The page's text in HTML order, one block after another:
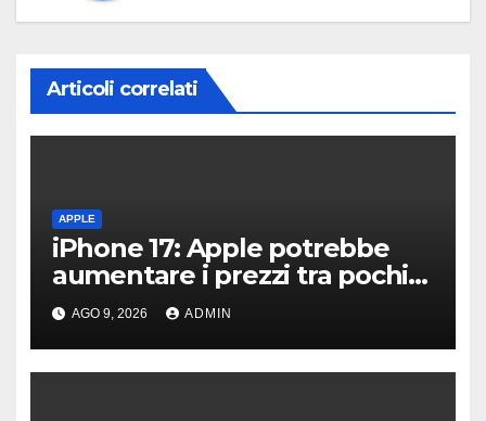
Articoli correlati
APPLE
iPhone 17: Apple potrebbe
aumentare i prezzi tra pochi
giorni
AGO 9, 2026 ADMIN